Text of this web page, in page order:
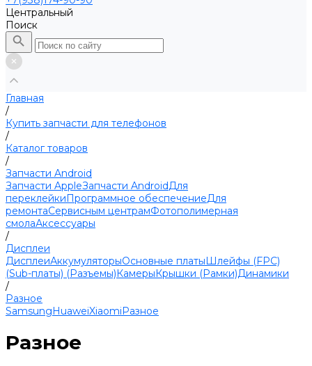
Центральный
Поиск
Главная
/
Купить запчасти для телефонов
/
Каталог товаров
/
Запчасти Android
Запчасти AppleЗапчасти AndroidДля
переклейкиПрограммное обеспечениеДля
ремонтаСервисным центрамФотополимерная
смолаАксессуары
/
Дисплеи
ДисплеиАккумуляторыОсновные платыШлейфы (FPC)
(Sub-платы) (Разъемы)КамерыКрышки (Рамки)Динамики
/
Разное
SamsungHuaweiXiaomiРазное
Разное